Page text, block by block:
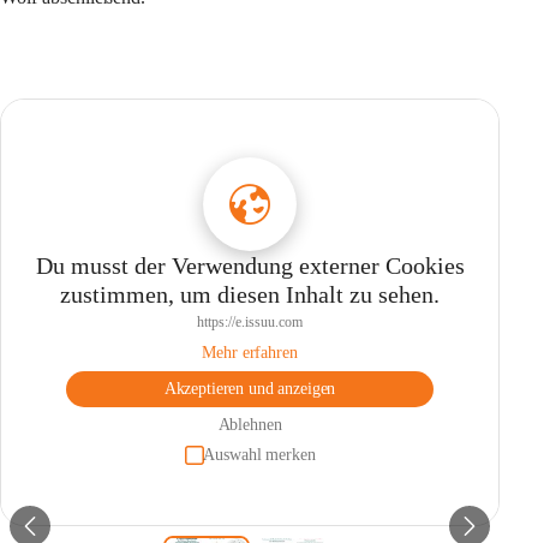
Du musst der Verwendung externer Cookies
zustimmen, um diesen Inhalt zu sehen.
https://e.issuu.com
Mehr erfahren
Akzeptieren und anzeigen
Ablehnen
Auswahl merken